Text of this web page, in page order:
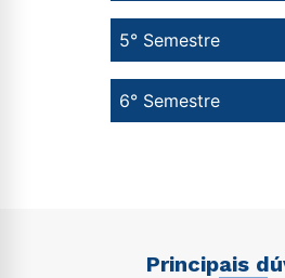
6° Semestre
5° Semestre
Principais